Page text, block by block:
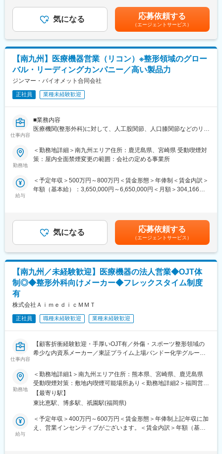
対して幅広く提案ができるため、当社で完結させることが可能で
す。
【研修体制】
配属店で座学によりリースや医療業界の基礎知識を、OJTで外
訪・事務処理を習得いただきます。
【おすすめポイント】
■やりがい・貢献性◎
医療機関にとって、施設運営に関わる機器や物品などは金額が大
す。
■充実した福利厚生◎
に利用可）など、嬉しい福利厚生制度がございます。
ポートいただきます。
ントと協力して、開業の支援をします。集患シュミレーションで
ある診療圏の分析、収益予測のノウハウがあり、付加価値の高い
提案型の営業を目指します。
《既設新規先》
すでに開業している医療機関等との取引を開拓します。リースや
分割払いでの取引を提案し、医療機器の円滑な導入や、省エネ設
備の導入など施設運営の効率化をサポートする等、幅広い提案に
より取引の獲得を目指します。
医療機器を中心に必需品を4～5年の期間でリース契約（貸出）を
行います。
リースサービスを提供しています。扱うリース商品は、医療機器
（MRIや手術用機器など）メインとするほか、開業の際の資金や
当社は医療機器だけではなく、不動産リースや銀行・金融リー
ス、事業コンサルティングなど、クリニックの開業支援や経営に
対して幅広く提案ができるため、当社で完結させることが可能で
【研修体制】
配属店で座学によるリースや医療業界の基礎知識を、OJTで外
訪・事務処理を習得いただきます。
【おすすめポイント】
医療機関にとって、施設運営に関わる機器や物品などは金額が大
きく経営にも大きな影響を与えます。当社のリース提案を通じ
す。
社宅制度や各種手当、持株会、毎年3万円分ポイント付与（旅行等
に利用可）など、嬉しい福利厚生制度がございます。
は含まれていません■昇給：有賃金はあくまでも目安の金額であ
り、選考を通じて上下する可能性があります。月給(月額)は固定手
当を含めた表記です。
気になる 応募依頼する
（エージェントサービス）
【南九州】医療機器営業（リコン）※整形領域のグロー
バル・リーディングカンパニー／高い製品力
ジンマー・バイオメット合同会社
正社員 業種未経験歓迎
仕事内容
■業務内容
医療機関(整形外科)に対して、人工股関節、人口膝関節などのリコ
クターと関係構築を進めながら、患者様の1人1人に合わせた提案
を行っていただきます。
件程度）
・最新の医療関連情報の提供、医療機関へのサポート（勉強・セ
・各種学会への参加
■担当エリア：鹿児島、宮崎
■担当製品：人工股関節、人口膝関節など
■本ポジションの魅力
ジンマー・バイオメット社は、整形外科領域ではトップクラスの
会社で、整形のドクターで知らない人はほとんどいません。 整形
外科分野は高齢化によりもっとも伸びる市場の一つです。
QOL向上を叶えられたお話をドクター経由で聞くこともある、非
常に社会貢献度の高い営業職になります。
■働き方
シブルなスケジューリングも可能です。エリア毎に週1回のペース
でミーティングを行いますし(エリアにより差異あり)、社内イント
帰に不安な方でも安心していただけます。
■教育制度
当社ではトレーニングルームとオンラインのハイブリッドでの研
修もあります。研修期間は3～6ヶ月間。医療ビジネスや整形外科
の基礎知識、製品知識などしっかりと身につけることができま
す。
■フォロー体制
未経験からスタートしたメンバーが多いため、新人をサポートす
勤務地
＜勤務地詳細＞南九州エリア住所：鹿児島県、宮崎県 受動喫煙対
策：屋内全面禁煙変更の範囲：会社の定める事業所
給与
＜予定年収＞500万円～800万円＜賃金形態＞年俸制＜賃金内訳＞
年額（基本給）：3,650,000円～6,650,000円＜月額＞304,166円
つつ、選考を通じて変動する可能性がある為、上記条件を約束で
きるものではありません。■インセンティブ：年間目標を個人・チ
ーム・会社の3つの軸で100％達成した場合、135万円を支給賃金
はあくまでも目安の金額であり、選考を通じて上下する可能性が
あります。月給(月額)は固定手当を含めた表記です。
気になる 応募依頼する
（エージェントサービス）
【南九州／未経験歓迎】医療機器の法人営業◆OJT体
制◎◆整形外科向けメーカー◆フレックスタイム制度
有
株式会社ＡｉｍｅｄｉｃＭＭＴ
正社員 職種未経験歓迎 業種未経験歓迎
仕事内容
【顧客折衝経験歓迎・手厚いOJT有／外傷・スポーツ整形領域の
希少な内資系メーカー／東証プライム上場バンドー化学グループ
給率87％】
【業務概要】
■当社は整形外科向け医療機器の製造・販売・アフターサービスを
行っております。
■本ポジションでは整形外科医を相手とした医療機器（整形外科向
けインプラント）の営業を担当します。自宅からの直行直帰が基
勤務地
＜勤務地詳細1＞南九州エリア住所：熊本県、宮崎県、鹿児島県
受動喫煙対策：敷地内喫煙可能場所あり＜勤務地詳細2＞福岡営業
所住所：福岡県福岡市博多区比恵町1-1 楠本第7ビル502号勤務地
最寄駅：JR線／博多駅受動喫煙対策：敷地内喫煙可能場所あり変
【最寄り駅】
東比恵駅、博多駅、祇園駅(福岡県)
給与
＜予定年収＞400万円～600万円＜賃金形態＞年俸制上記年収に加
え、営業インセンティブがございます。＜賃金内訳＞年額（基本